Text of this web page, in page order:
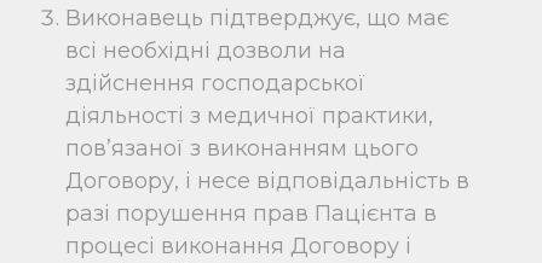
Виконавець підтверджує, що має
всі необхідні дозволи на
здійснення господарської
діяльності з медичної практики,
пов’язаної з виконанням цього
Договору, і несе відповідальність в
разі порушення прав Пацієнта в
процесі виконання Договору і